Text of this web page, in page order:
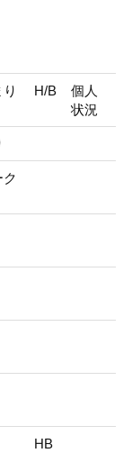
H/B
個人
状況
ク
HB